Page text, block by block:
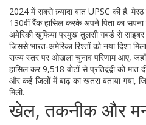
2024 में सबसे ज़्यादा बात UPSC की है.
130वीं रैंक हासिल करके अपने पिता का सपना
अमेरिकी खुफिया प्रमुख तुलसी गबर्ड से
जिससे भारत‑अमेरिका रिश्तों को नया दिशा
राज्य स्तर पर ओखला चुनाव परिणाम आए,
हासिल कर 9,518 वोटों से प्रतिद्वंद्वी को
और कई जिलों में बाढ़ का खतरा बताया गया,
मिली.
खेल, तकनीक और